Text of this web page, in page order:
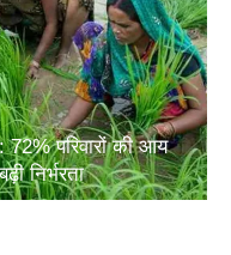
परिवारों की आय
निर्भरता